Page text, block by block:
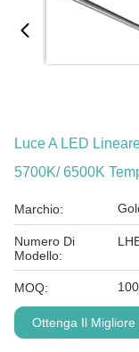
Luce A LED
5700K/ 6500K
Marchio:
Numero Di
Modello:
MOQ:
Ottenga Il Migliore